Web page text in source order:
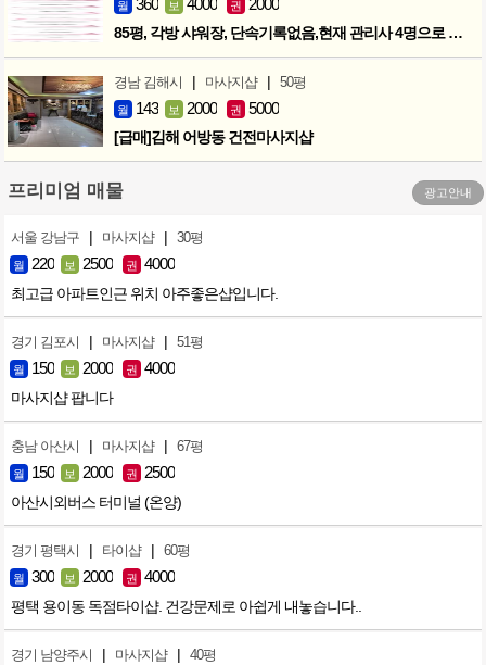
월 360 보 4000 권 2000
85평, 각방 샤워장, 단속기록없음,현재 관리사 4명으로 성업중
경남 김해시 | 마사지샵 | 50평
월 143 보 2000 권 5000
[급매]김해 어방동 건전마사지샵
프리미엄 매물 광고안내
서울 강남구 | 마사지샵 | 30평
월 220 보 2500 권 4000
최고급 아파트인근 위치 아주좋은샵입니다.
경기 김포시 | 마사지샵 | 51평
월 150 보 2000 권 4000
마사지샵 팝니다
충남 아산시 | 마사지샵 | 67평
월 150 보 2000 권 2500
아산시외버스 터미널 (온양)
경기 평택시 | 타이샵 | 60평
월 300 보 2000 권 4000
평택 용이동 독점타이샵. 건강문제로 아쉽게 내놓습니다..
경기 남양주시 | 마사지샵 | 40평